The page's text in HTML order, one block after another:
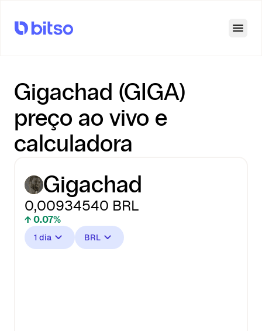
Gigachad (GIGA)
preço ao vivo e
calculadora
Gigachad
0,00934540 BRL
↑ 0.07%
1 dia BRL